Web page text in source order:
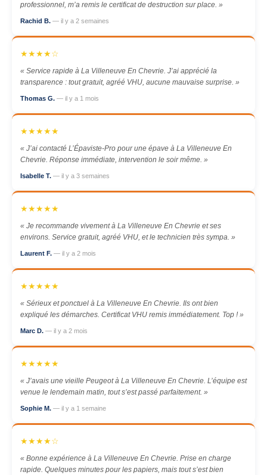
professionnel, m’a remis le certificat de destruction sur place. »
Rachid B. — il y a 2 semaines
★★★★☆
« Service rapide à La Villeneuve En Chevrie. J’ai apprécié la
transparence : tout gratuit, agréé VHU, aucune mauvaise surprise. »
Thomas G. — il y a 1 mois
★★★★★
« J’ai contacté L’Épaviste-Pro pour une épave à La Villeneuve En
Chevrie. Réponse immédiate, intervention le soir même. »
Isabelle T. — il y a 3 semaines
★★★★★
« Je recommande vivement à La Villeneuve En Chevrie et ses
environs. Service gratuit, agréé VHU, et le technicien très sympa. »
Laurent F. — il y a 2 mois
★★★★★
« Sérieux et ponctuel à La Villeneuve En Chevrie. Ils ont bien
expliqué les démarches. Certificat VHU remis immédiatement. Top ! »
Marc D. — il y a 2 mois
★★★★★
« J’avais une vieille Peugeot à La Villeneuve En Chevrie. L’équipe est
venue le lendemain matin, tout s’est passé parfaitement. »
Sophie M. — il y a 1 semaine
★★★★☆
« Bonne expérience à La Villeneuve En Chevrie. Prise en charge
rapide. Quelques minutes pour les papiers, mais tout s’est bien